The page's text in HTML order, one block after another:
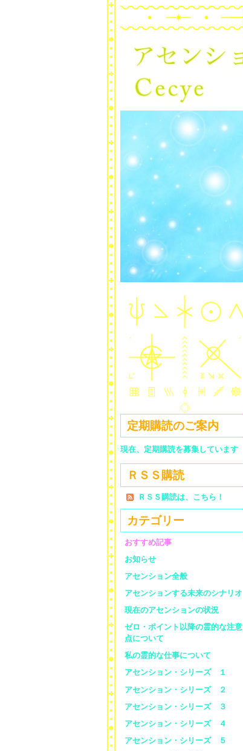
定期購読のご案内
現在、定期購読を募集しています
ＲＳＳ購読
ＲＳＳ購読は、こちら！
カテゴリー
おすすめ記事
お知らせ
アセンション全般
アセンションする未来のシナリオ
現在のアセンションの状況
ゼロ・ポイント以降の霊的な注意
点について
私の霊的な仕事について
アセンション・シリーズ １
アセンション・シリーズ ２
アセンション・シリーズ ３
アセンション・シリーズ ４
アセンション・シリーズ ５